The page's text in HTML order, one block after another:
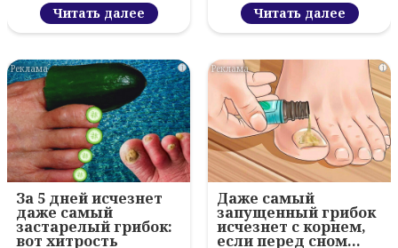
Читать далее Читать далее
i
За 5 дней исчезнет
даже самый
застарелый грибок:
вот хитрость
i
Даже самый
запущенный грибок
исчезнет с корнем,
если перед сном…